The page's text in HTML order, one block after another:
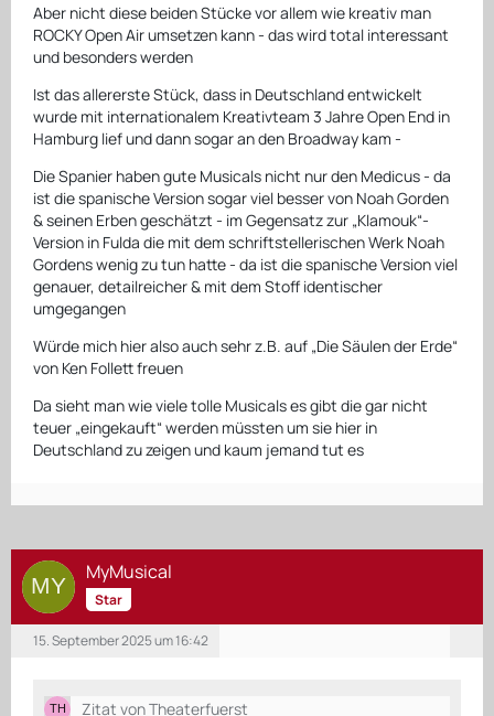
Aber nicht diese beiden Stücke vor allem wie kreativ man
ROCKY Open Air umsetzen kann - das wird total interessant
und besonders werden
Ist das allererste Stück, dass in Deutschland entwickelt
wurde mit internationalem Kreativteam 3 Jahre Open End in
Hamburg lief und dann sogar an den Broadway kam -
Die Spanier haben gute Musicals nicht nur den Medicus - da
ist die spanische Version sogar viel besser von Noah Gorden
& seinen Erben geschätzt - im Gegensatz zur „Klamouk“-
Version in Fulda die mit dem schriftstellerischen Werk Noah
Gordens wenig zu tun hatte - da ist die spanische Version viel
genauer, detailreicher & mit dem Stoff identischer
umgegangen
Würde mich hier also auch sehr z.B. auf „Die Säulen der Erde“
von Ken Follett freuen
Da sieht man wie viele tolle Musicals es gibt die gar nicht
teuer „eingekauft“ werden müssten um sie hier in
Deutschland zu zeigen und kaum jemand tut es
MyMusical
Star
15. September 2025 um 16:42
Zitat von Theaterfuerst